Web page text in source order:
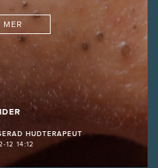
MER
HUDTERAPEUT
12 14:12